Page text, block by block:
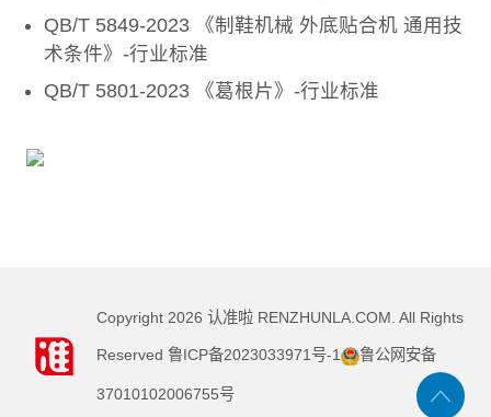
QB/T 5849-2023 《制鞋机械 外底贴合机 通用技
术条件》-行业标准
QB/T 5801-2023 《葛根片》-行业标准
Copyright 2026 认准啦 RENZHUNLA.COM. All Rights
Reserved 鲁ICP备2023033971号-1 鲁公网安备
37010102006755号